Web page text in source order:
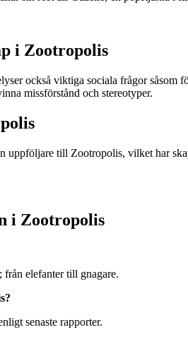
i Zootropolis
också viktiga sociala frågor såsom
missförstånd och stereotyper.
uppföljare till Zootropolis, vilket har
i Zootropolis
från elefanter till gnagare.
senaste rapporter.